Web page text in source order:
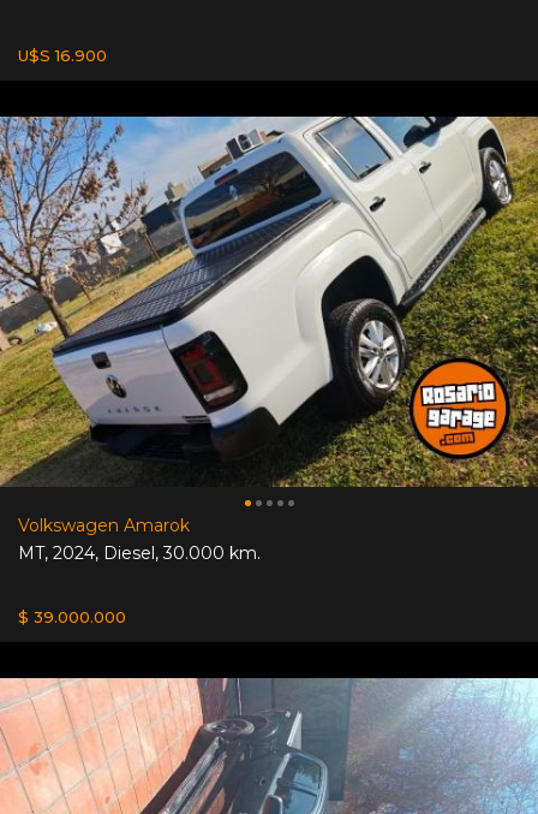
U$S 16.900
Volkswagen Amarok
MT, 2024, Diesel,30.000 km.
$ 39.000.000